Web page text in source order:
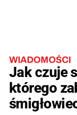
WIADOMOŚCI
Jak czuje
którego